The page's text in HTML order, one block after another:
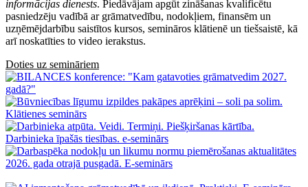
informācijas dienests. Piedāvājam apgūt zināšanas kvalificētu
pasniedzēju vadībā ar grāmatvedību, nodokļiem, finansēm un
uzņēmējdarbību saistītos kursos, semināros klātienē un tiešsaistē, kā
arī noskatīties to video ierakstus.
Doties uz semināriem